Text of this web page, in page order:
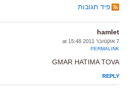
פיד תגובות
hamlet
7 אוקטובר 2011 at 15:48
PERMALINK
GMAR HATIMA TOVA
REPLY